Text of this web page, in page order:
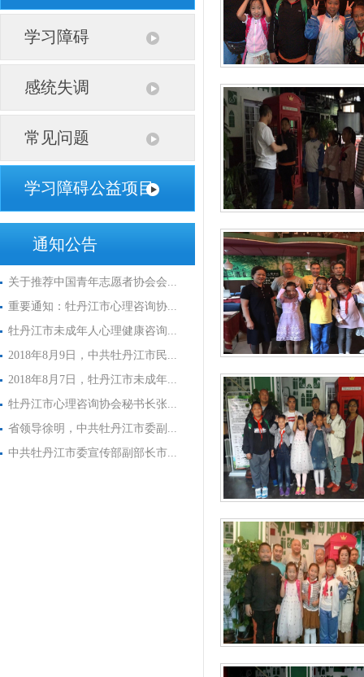
学习障碍
感统失调
常见问题
学习障碍公益项目
通知公告
关于推荐中国青年志愿者协会会...
重要通知：牡丹江市心理咨询协...
牡丹江市未成年人心理健康咨询...
2018年8月9日，中共牡丹江市民...
2018年8月7日，牡丹江市未成年...
牡丹江市心理咨询协会秘书长张...
省领导徐明，中共牡丹江市委副...
中共牡丹江市委宣传部副部长市...